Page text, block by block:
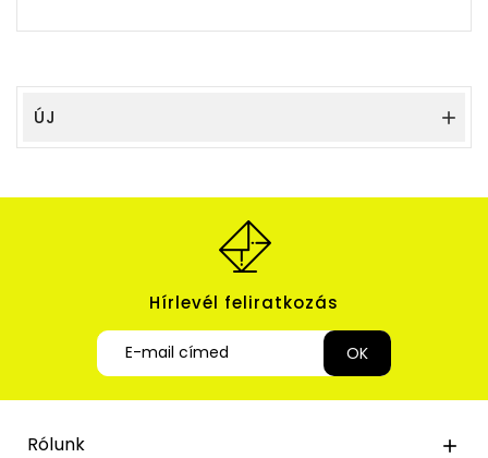
ÚJ 
Hírlevél feliratkozás
Rólunk 